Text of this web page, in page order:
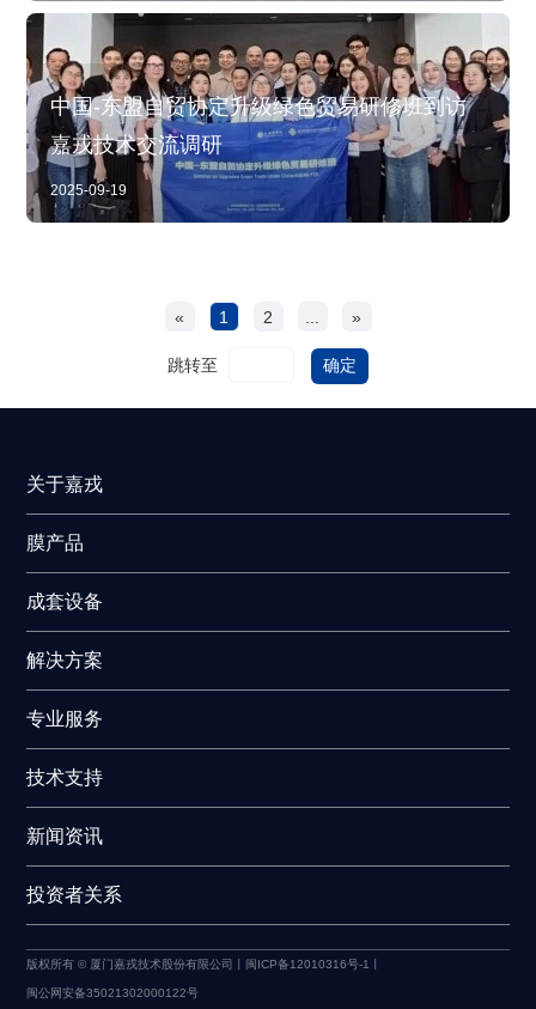
中国-东盟自贸协定升级绿色贸易研修班到访
嘉戎技术交流调研
2025-09-19
« 1 2 »
跳转至 确定
关于嘉戎
膜产品
成套设备
解决方案
专业服务
技术支持
新闻资讯
投资者关系
版权所有 © 厦门嘉戎技术股份有限公司丨闽ICP备12010316号-1丨
闽公网安备35021302000122号